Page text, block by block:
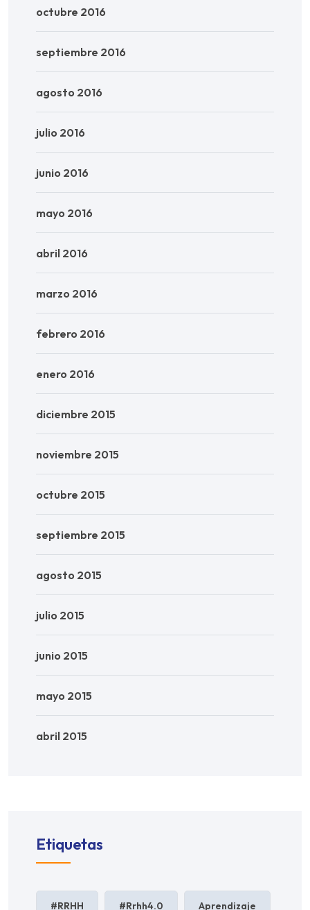
octubre 2016
septiembre 2016
agosto 2016
julio 2016
junio 2016
mayo 2016
abril 2016
marzo 2016
febrero 2016
enero 2016
diciembre 2015
noviembre 2015
octubre 2015
septiembre 2015
agosto 2015
julio 2015
junio 2015
mayo 2015
abril 2015
Etiquetas
#RRHH #rrhh4.0 Aprendizaje